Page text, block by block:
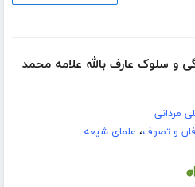
و سلوک عارف بالله علامه محمد
مردانی
و تصوف، علمای شیعه